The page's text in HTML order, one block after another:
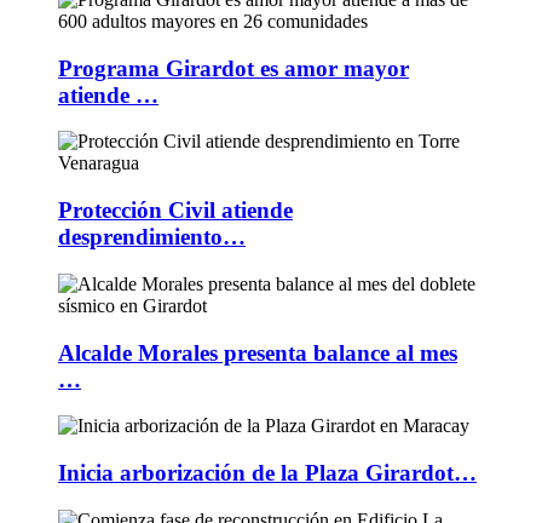
Programa Girardot es amor mayor
atiende …
Protección Civil atiende
desprendimiento…
Alcalde Morales presenta balance al mes
…
Inicia arborización de la Plaza Girardot…